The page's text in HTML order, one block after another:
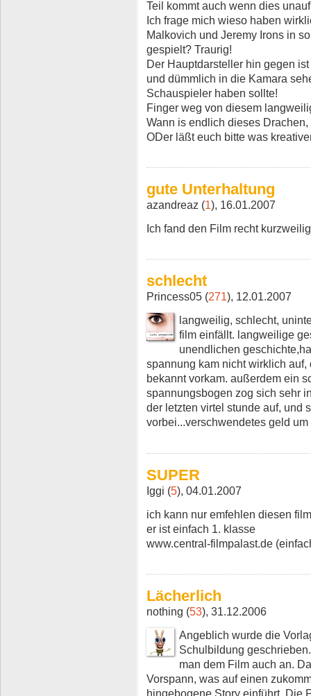
Teil kommt auch wenn dies
Ich frage mich wieso haben
Malkovich und Jeremy Irons in
gespielt? Traurig!
Der Hauptdarsteller hin gegen
und dümmlich in die Kamara
Schauspieler haben sollte!
Finger weg von diesem
Wann is endlich dieses
ODer läßt euch bitte was
gute Unterhaltung
azandreaz (1), 16.01.2007
Ich fand den Film recht
schlecht
Princess05 (271), 12.01.2007
langweilig, schlecht,
film einfällt. langweilige
unendlichen
spannung kam nicht wirklich
bekannt vorkam. außerdem ein
spannungsbogen zog sich sehr
der letzten virtel stunde auf, und
vorbei...verschwendetes geld
SUPER
Iggi (5), 04.01.2007
ich kann nur emfehlen diesen
er ist einfach 1. klasse
www.central-filmpalast.de
Lächerlich
nothing (53), 31.12.2006
Angeblich wurde die
Schulbildung
man dem Film auch an.
Vorspann, was auf einen
hingebogene Story einführt. Die